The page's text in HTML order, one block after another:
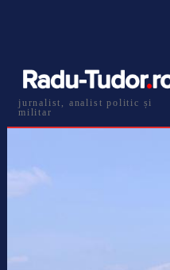
jurnalist, analist politic și
militar